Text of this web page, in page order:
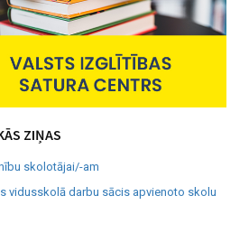
ZIŅAS
skolotājai/-am
vidusskolā darbu sācis apvienoto skolu